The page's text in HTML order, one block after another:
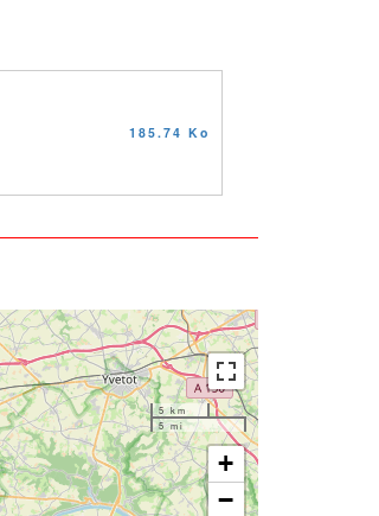
185.74 Ko
5 km
5 mi
+
−